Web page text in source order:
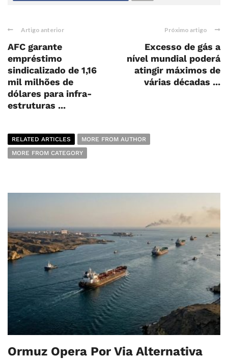
Artigo anterior
AFC garante
empréstimo
sindicalizado de 1,16
mil milhões de
dólares para infra-
estruturas ...
Próximo artigo
Excesso de gás a
nível mundial poderá
atingir máximos de
várias décadas ...
RELATED ARTICLES
MORE FROM AUTHOR
MORE FROM CATEGORY
Ormuz Opera Por Via Alternativa